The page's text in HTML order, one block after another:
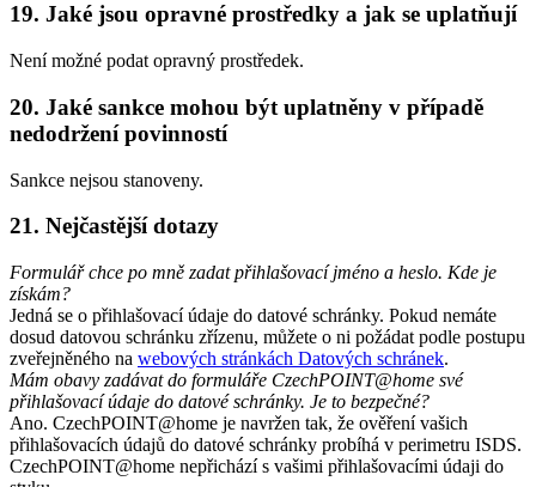
19. Jaké jsou opravné prostředky a jak se uplatňují
Není možné podat opravný prostředek.
20. Jaké sankce mohou být uplatněny v případě
nedodržení povinností
Sankce nejsou stanoveny.
21. Nejčastější dotazy
Formulář chce po mně zadat přihlašovací jméno a heslo. Kde je
získám?
Jedná se o přihlašovací údaje do datové schránky. Pokud nemáte
dosud datovou schránku zřízenu, můžete o ni požádat podle postupu
zveřejněného na webových stránkách Datových schránek.
Mám obavy zadávat do formuláře CzechPOINT@home své
přihlašovací údaje do datové schránky. Je to bezpečné?
Ano. CzechPOINT@home je navržen tak, že ověření vašich
přihlašovacích údajů do datové schránky probíhá v perimetru ISDS.
CzechPOINT@home nepřichází s vašimi přihlašovacími údaji do